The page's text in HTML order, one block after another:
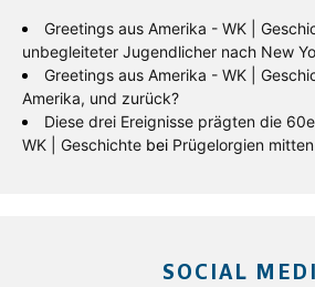
Greetings aus Amerika - WK |
unbegleiteter Jugendlicher nach New
Greetings aus Amerika - WK |
Amerika, und zurück?
Diese drei Ereignisse prägten die
WK | Geschichte bei Prügelorgien
SOCIAL